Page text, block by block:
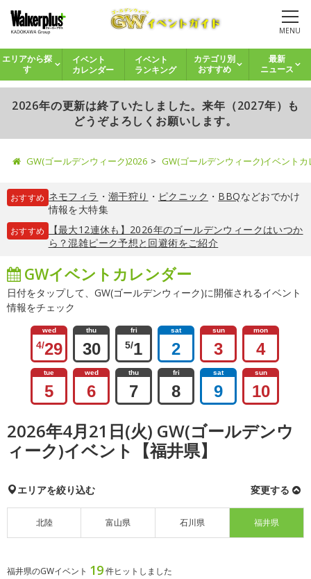
MENU
エリアから探
す
イベント
カレンダー
イベント
ランキング
カテゴリ別
おすすめ
最新
ニュース
2026年の更新は終了いたしました。来年（2027年）も
どうぞよろしくお願いします。
GW(ゴールデンウィーク)2026 GW(ゴールデンウィーク)イベント
おすすめ ネモフィラ ・ 潮干狩り ・ ピクニック ・ BBQなどおでかけ
情報を大特集
おすすめ
【最大12連休も】2026年のゴールデンウィークはいつか
ら？混雑ピーク予想と回避術をご紹介
GWイベントカレンダー
日付をタップして、GW(ゴールデンウィーク)に開催されるイベント
情報をチェック
wed
4/29
thu
30
fri
5/1
sat
2
sun
3
mon
4
tue
5
wed
6
thu
7
fri
8
sat
9
sun
10
2026年4月21日(火) GW(ゴールデンウ
ィーク)イベント【福井県】
エリアを絞り込む 変更する
北陸 富山県 石川県 福井県
福井県のGWイベント 19件ヒットしました